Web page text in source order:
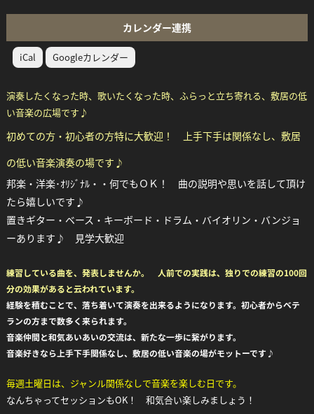
カレンダー連携
iCal Googleカレンダー
演奏したくなった時、歌いたくなった時、ふらっと立ち寄れる、敷居の低
い音楽の広場です♪
初めての方・初心者の方特に大歓迎！ 上手下手は関係なし、敷居
の低い音楽演奏の場です♪
邦楽・洋楽･ｵﾘｼﾞﾅﾙ・・何でもＯＫ！ 曲の説明や思いを話して頂け
たら嬉しいです♪
置きギター・ベース・キーボード・ドラム・バイオリン・バンジョ
ーあります♪
見学大歓迎
練習している曲を、発表しませんか。 人前での実践は、独りでの練習の100回
分の効果があると云われています。
経験を積むことで、落ち着いて演奏を出来るようになります。初心者からベテ
ランの方まで数多く来られます。
音楽仲間と和気あいあいの交流は、新たな一歩に繋がります。
音楽好きなら上手下手関係なし、敷居の低い音楽の場がモットーです♪
毎週土曜日は、ジャンル関係なしで音楽を楽しむ日です。
なんちゃってセッションもOK！ 和気合い楽しみましょう！